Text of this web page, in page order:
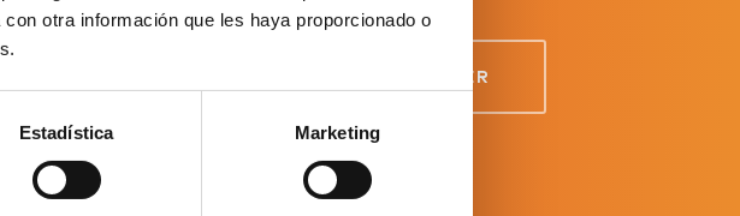
otra información que les haya proporcionado o
Estadística Marketing